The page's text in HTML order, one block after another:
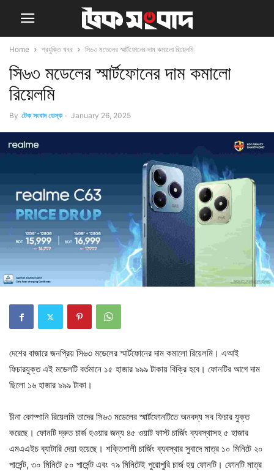
Home প্রযুক্তি খবর সি৬৩ মডেলের স্মার্টফোনের দাম কমালো রিয়েলমি
সি৬৩ মডেলের স্মার্টফোনের দাম কমালো
রিয়েলমি
By টেক সংবাদ ডেস্ক - January 26, 2025
দেশের বাজারে জনপ্রিয় সি৬৩ মডেলের স্মার্টফোনের দাম কমালো রিয়েলমি। এআই
ফিচারযুক্ত এই মডেলটি বর্তমানে ১৫ হাজার ৯৯৯ টাকায় বিক্রি হবে। ফোনটির আগে দাম
ছিলো ১৬ হাজার ৯৯৯ টাকা।
চীনা কোম্পানি রিয়েলমি তাদের সি৬৩ মডেলের স্মার্টফোনটিতে অনবদ্য সব ফিচার যুক্ত
করেছে। ফোনটি দ্রুত চার্জ হওয়ার জন্য ৪৫ ওয়াট ফাস্ট চার্জিং ব্যবস্থাসহ ৫ হাজার
এমএএইচ ব্যাটারি দেয়া হয়েছে। শক্তিশালী চার্জিং ব্যবস্থার সুবাদে মাত্র ১০ মিনিটে ২০
পার্সেন্ট, ৩০ মিনিটে ৫০ পার্সেন্ট এবং ৭৯ মিনিটেই পুরোপুরি চার্জ হয় ফোনটি। ফোনটি মাত্র